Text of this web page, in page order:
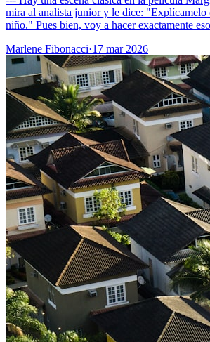
mira al analista junior y le dice: "Explícamelo
niño." Pues bien, voy a hacer exactamente
Marlene Fibonacci·17 mar 2026